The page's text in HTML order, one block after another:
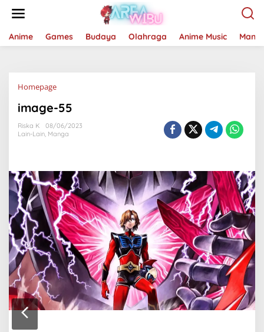
Anime Games Budaya Olahraga Anime Music
HomepageLampiran
image-55
Riska K
08/06/2023
Lain-Lain, Manga